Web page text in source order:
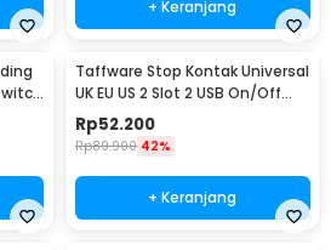
+ Keranjang
Taffware Stop Kontak Universal
UK EU US 2 Slot 2 USB On/Off
Switch - LC-86
Rp52.200
Rp89.900 42%
+ Keranjang